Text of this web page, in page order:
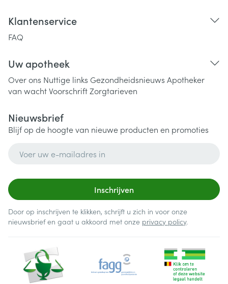
Klantenservice
FAQ
Uw apotheek
Over ons Nuttige links Gezondheidsnieuws Apotheker
van wachtVoorschriftZorgtarieven
Nieuwsbrief
Blijf op de hoogte van nieuwe producten en promoties
Inschrijven
Door op inschrijven te klikken, schrijft u zich in voor onze
nieuwsbrief en gaat u akkoord met onze privacy policy.